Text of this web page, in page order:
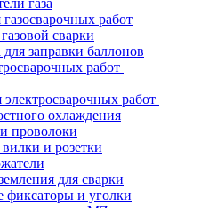
газа
работ
сварки
для заправки баллонов
работ
работ
охлаждения
проволоки
и розетки
для сварки
и уголки